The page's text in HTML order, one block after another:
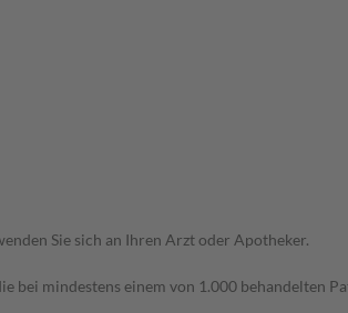
Sie sich an Ihren Arzt oder Apotheker.
bei mindestens einem von 1.000 behandelten